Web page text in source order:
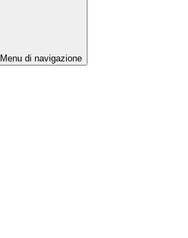
Menu di navigazione